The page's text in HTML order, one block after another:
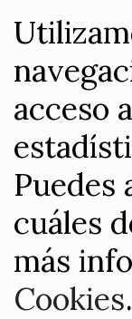
acceso
Puedes
cuáles
más
Cookies.